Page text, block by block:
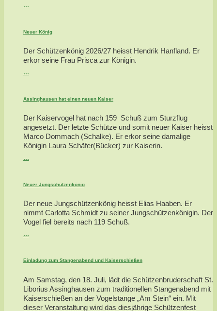
...
Neuer König
Der Schützenkönig 2026/27 heisst Hendrik Hanfland. Er
erkor seine Frau Prisca zur Königin.
...
Assinghausen hat einen neuen Kaiser
Der Kaiservogel hat nach 159 Schuß zum Sturzflug
angesetzt. Der letzte Schütze und somit neuer Kaiser heisst
Marco Dommach (Schalke). Er erkor seine damalige
Königin Laura Schäfer(Bücker) zur Kaiserin.
...
Neuer Jungschützenkönig
Der neue Jungschützenkönig heisst Elias Haaben. Er
nimmt Carlotta Schmidt zu seiner Jungschützenkönigin. Der
Vogel fiel bereits nach 119 Schuß.
...
Einladung zum Stangenabend und Kaiserschießen
Am Samstag, den 18. Juli, lädt die Schützenbruderschaft St.
Liborius Assinghausen zum traditionellen Stangenabend mit
Kaiserschießen an der Vogelstange „Am Stein“ ein. Mit
dieser Veranstaltung wird das diesjährige Schützenfest